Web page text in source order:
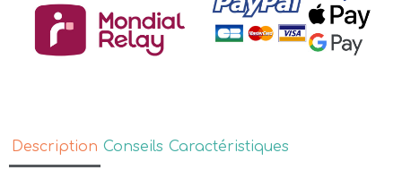
Description Conseils Caractéristiques